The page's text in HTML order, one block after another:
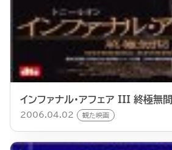
インファナル・アフェア III 終極無間
2006.04.02 観た映画